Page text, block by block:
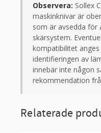
Observera: Sollex
maskinknivar är
som är avsedda för
skärsystem.
kompatibilitet
identifieringen av
innebär inte någon
rekommendation
Relaterade